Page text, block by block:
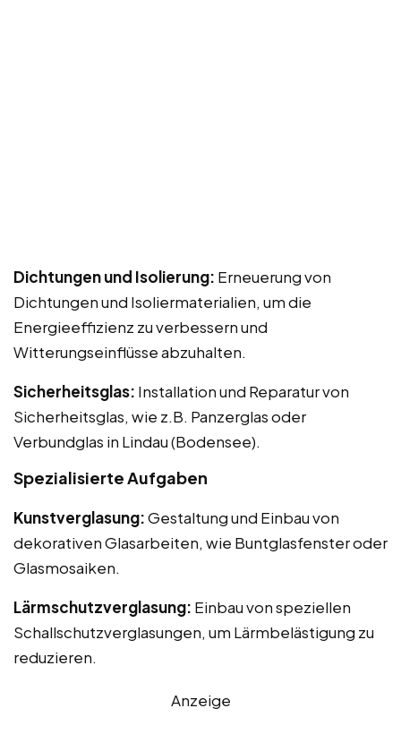
Dichtungen und Isolierung: Erneuerung von
Dichtungen und Isoliermaterialien, um die
Energieeffizienz zu verbessern und
Witterungseinflüsse abzuhalten.
Sicherheitsglas: Installation und Reparatur von
Sicherheitsglas, wie z.B. Panzerglas oder
Verbundglas in Lindau (Bodensee).
Spezialisierte Aufgaben
Kunstverglasung:Gestaltung und Einbau von
dekorativen Glasarbeiten, wie Buntglasfenster oder
Glasmosaiken.
Lärmschutzverglasung: Einbau von speziellen
Schallschutzverglasungen, um Lärmbelästigung zu
reduzieren.
Anzeige